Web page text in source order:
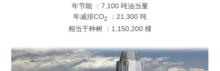
年节能 ：7,100 吨油当量
年减排CO2
：21,300 吨
相当于种树 ：1,150,200 棵